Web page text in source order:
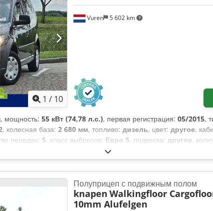
1 / 10
Vuren 5 602 km
, мощность: 55 кВт (74,78 л.с.), первая регистрация: 05/2015,
, колесная база: 2 680 мм, топливо: дизель, цвет: другое,
передач: 5, класс выбросов: Евро 5, подвеска: другое,
, длина грузового отсека:
, Год выпуска:2015, Оборудование:ABS, кондиционер,
центральный замок, электрорегулировка стекол,
Полуприцеп с подвижным полом
knapen Walkingfloor
10mm Alufelgen